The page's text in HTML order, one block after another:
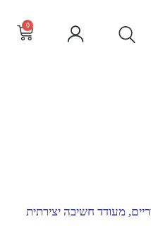
0
מעודד חשיבה יצירתית